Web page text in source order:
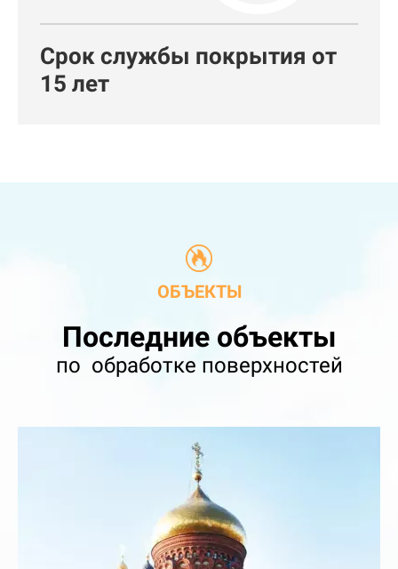
Срок службы покрытия от
15 лет
ОБЪЕКТЫ
Последние объекты
по обработке поверхностей